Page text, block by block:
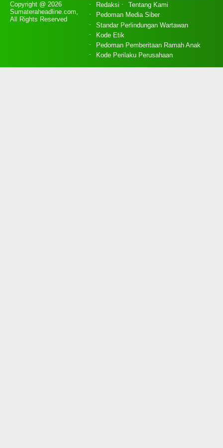
Copyright @ 2026
Sumateraheadline.com,
All Rights Reserved
Redaksi
Tentang Kami
Pedoman Media Siber
Standar Perlindungan Wartawan
Kode Etik
Pedoman Pemberitaan Ramah Anak
Kode Perilaku Perusahaan